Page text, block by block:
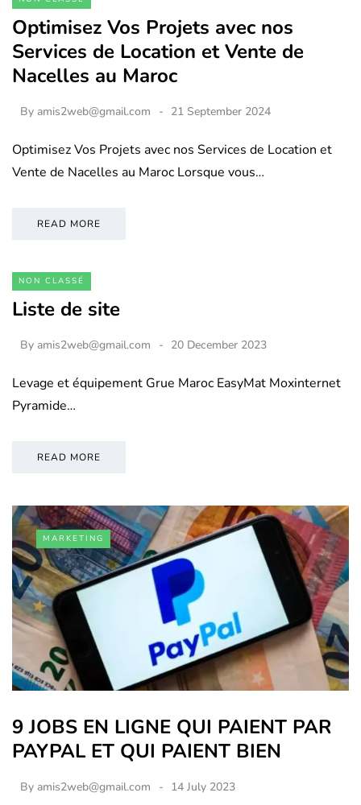
Optimisez Vos Projets avec nos
Services de Location et Vente de
Nacelles au Maroc
By amis2web@gmail.com 21 September 2024
Optimisez Vos Projets avec nos Services de Location et
Vente de Nacelles au Maroc Lorsque vous…
READ MORE
NON CLASSÉ
Liste de site
By amis2web@gmail.com 20 December 2023
Levage et équipement Grue Maroc EasyMat Moxinternet
Pyramide…
READ MORE
MARKETING
9 JOBS EN LIGNE QUI PAIENT PAR
PAYPAL ET QUI PAIENT BIEN
By amis2web@gmail.com 14 July 2023